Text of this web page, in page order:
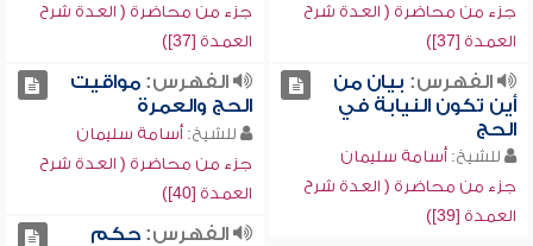
جزء من محاضرة ( العدة شرح
العمدة [37])
جزء من محاضرة ( العدة شرح
العمدة [37])
الفهرس: بيان من
أين تكون النيابة في
الحج
للشيخ: أسامة سليمان
جزء من محاضرة ( العدة شرح
العمدة [39])
الفهرس:مواقيت
الحج والعمرة
للشيخ: أسامة سليمان
جزء من محاضرة ( العدة شرح
العمدة [40])
الفهرس:حكم